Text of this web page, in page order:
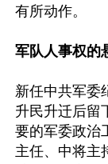
有所动作。
军队人事权的
新任中共军委
升民升迁后留
要的军委政治
主任、中将主